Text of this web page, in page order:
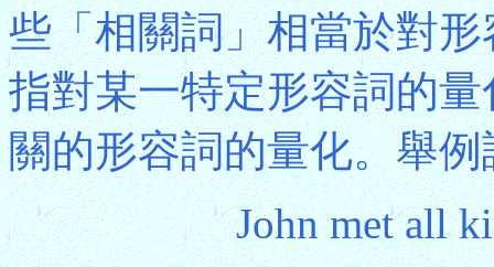
些「相關詞」相當於對
指對某一特定形容詞的
關的形容詞的量化。舉
John met all